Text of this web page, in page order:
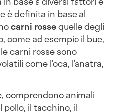
è definita in base al
carni rossequelle degli
come ad esempio il bue,
carni rosse sono
come l’oca, l’anatra,
comprendono animali
pollo, il tacchino, il